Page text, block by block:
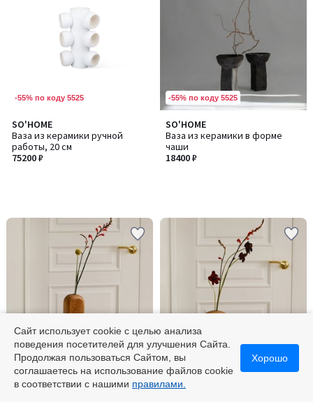
-55% по коду 5525
SO'HOME
Ваза из керамики ручной
работы, 20 см
75200 ₽
-55% по коду 5525
SO'HOME
Ваза из керамики в форме
чаши
18400 ₽
-55% по коду 5525
SO'HOME
Ваза из массива дуба ручной
SO'HOME
Ваза из массива дуба ручной
Сайт использует cookie с целью анализа
поведения посетителей для улучшения Сайта.
Продолжая пользоваться Сайтом, вы
соглашаетесь на использование файлов cookie
в соответствии с нашими правилами.
Хорошо